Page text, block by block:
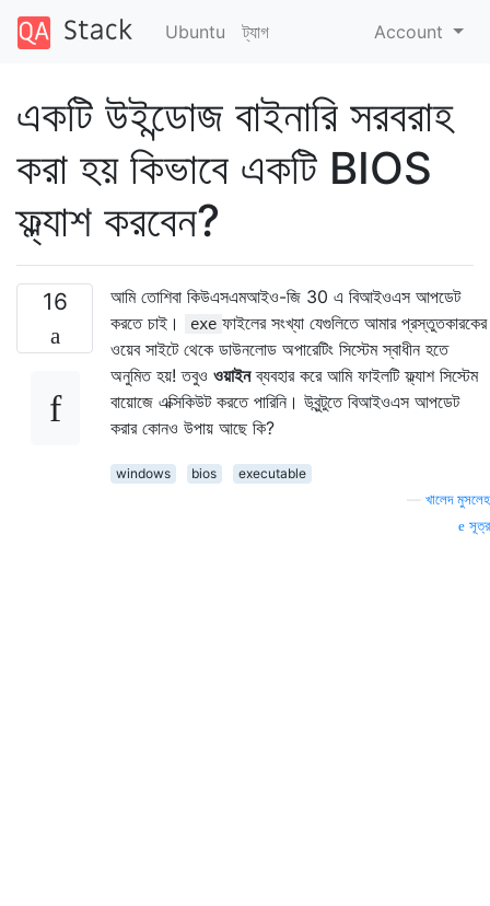
Ubuntu ট্যাগ Account
একটি উইন্ডোজ বাইনারি সরবরাহ
করা হয় কিভাবে একটি BIOS
ফ্ল্যাশ করবেন?
16
আমি তোশিবা কিউএসএমআইও-জি 30 এ বিআইওএস আপডেট
করতে চাই।
exe ফাইলের সংখ্যা যেগুলিতে আমার প্রস্তুতকারকের
ওয়েব সাইটে থেকে ডাউনলোড অপারেটিং সিস্টেম স্বাধীন হতে
অনুমিত হয়! তবুও ওয়াইনব্যবহার করে আমি ফাইলটি ফ্ল্যাশ সিস্টেম
বায়োজে এক্সিকিউট করতে পারিনি। উবুন্টুতে বিআইওএস আপডেট
করার কোনও উপায় আছে কি?
windows bios
executable
খালেদ মুসলেহ
সূত্র